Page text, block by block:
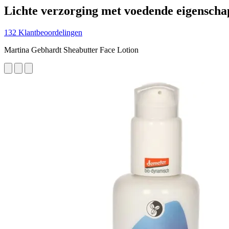
Lichte verzorging met voedende
132 Klantbeoordelingen
Martina Gebhardt Sheabutter Face Lotion